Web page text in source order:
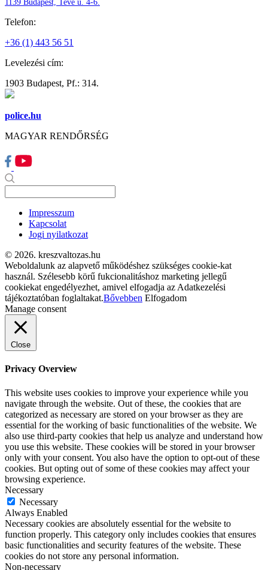
1139 Budapest, Teve u. 4-6.
Telefon:
+36 (1) 443 56 51
Levelezési cím:
1903 Budapest, Pf.: 314.
police.hu
MAGYAR RENDŐRSÉG
Impresszum
Kapcsolat
Jogi nyilatkozat
© 2026. kreszvaltozas.hu
Weboldalunk az alapvető működéshez szükséges cookie-kat
használ. Szélesebb körű fukcionalitáshoz marketing jellegű
cookiekat engedélyezhet, amivel elfogadja az Adatkezelési
tájékoztatóban foglaltakat.Bővebben Elfogadom
Manage consent
Close
Privacy Overview
This website uses cookies to improve your experience while you
navigate through the website. Out of these, the cookies that are
categorized as necessary are stored on your browser as they are
essential for the working of basic functionalities of the website. We
also use third-party cookies that help us analyze and understand how
you use this website. These cookies will be stored in your browser
only with your consent. You also have the option to opt-out of these
cookies. But opting out of some of these cookies may affect your
browsing experience.
Necessary
Necessary
Always Enabled
Necessary cookies are absolutely essential for the website to
function properly. This category only includes cookies that ensures
basic functionalities and security features of the website. These
cookies do not store any personal information.
Non-necessary